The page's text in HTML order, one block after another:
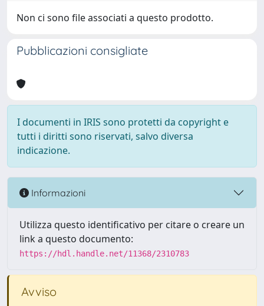
Non ci sono file associati a questo prodotto.
Pubblicazioni consigliate
I documenti in IRIS sono protetti da copyright e
tutti i diritti sono riservati, salvo diversa
indicazione.
Informazioni
Utilizza questo identificativo per citare o creare un
link a questo documento:
https://hdl.handle.net/11368/2310783
Avviso